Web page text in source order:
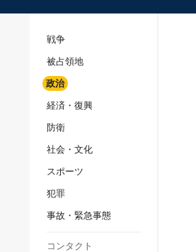
スポーツ
戦争
被占領地
政治
経済・復興
防衛
社会・文化
スポーツ
犯罪
事故・緊急事態
コンタクト